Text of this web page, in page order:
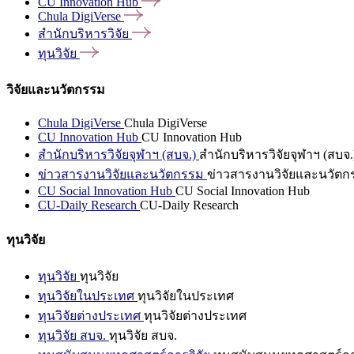
Chula DigiVerse
สำนักบริหารวิจัย
ทุนวิจัย
วิจัยและนวัตกรรม
Chula DigiVerse Chula DigiVerse
CU Innovation Hub CU Innovation Hub
สำนักบริหารวิจัยจุฬาฯ (สบจ.) สำนักบริหารวิจัยจุฬาฯ (สบจ
ข่าวสารงานวิจัยและนวัตกรรม ข่าวสารงานวิจัยและนวัตก
CU Social Innovation Hub CU Social Innovation Hub
CU-Daily Research CU-Daily Research
ทุนวิจัย
ทุนวิจัย ทุนวิจัย
ทุนวิจัยในประเทศ ทุนวิจัยในประเทศ
ทุนวิจัยต่างประเทศ ทุนวิจัยต่างประเทศ
ทุนวิจัย สบจ. ทุนวิจัย สบจ.